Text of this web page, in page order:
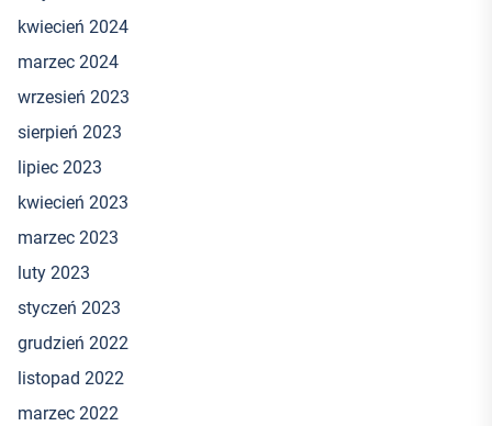
kwiecień 2024
marzec 2024
wrzesień 2023
sierpień 2023
lipiec 2023
kwiecień 2023
marzec 2023
luty 2023
styczeń 2023
grudzień 2022
listopad 2022
marzec 2022